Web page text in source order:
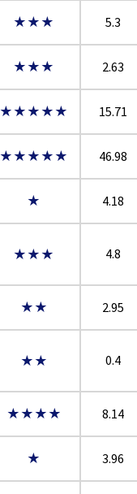
★★★ 5.3
★★★ 2.63
★★★★★ 15.71
★★★★★ 46.98
★ 4.18
★★★ 4.8
★★ 2.95
★★ 0.4
★★★★ 8.14
★ 3.96